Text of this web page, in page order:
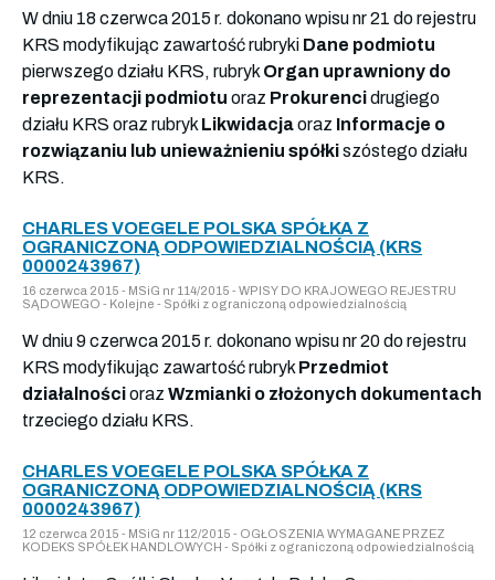
W dniu 18 czerwca 2015 r. dokonano wpisu nr 21 do rejestru
KRS modyfikując zawartość rubryki Dane podmiotu
pierwszego działu KRS, rubryk Organ uprawniony do
reprezentacji podmiotu oraz Prokurencidrugiego
działu KRS oraz rubryk Likwidacjaoraz Informacje o
rozwiązaniu lub unieważnieniu spółkiszóstego działu
KRS.
CHARLES VOEGELE POLSKA SPÓŁKA Z
OGRANICZONĄ ODPOWIEDZIALNOŚCIĄ (KRS
0000243967)
16 czerwca 2015 - MSiG nr 114/2015 - WPISY DO KRAJOWEGO REJESTRU
SĄDOWEGO - Kolejne - Spółki z ograniczoną odpowiedzialnością
W dniu 9 czerwca 2015 r. dokonano wpisu nr 20 do rejestru
KRS modyfikując zawartość rubryk Przedmiot
działalnościoraz Wzmianki o złożonych dokumentach
trzeciego działu KRS.
CHARLES VOEGELE POLSKA SPÓŁKA Z
OGRANICZONĄ ODPOWIEDZIALNOŚCIĄ (KRS
0000243967)
12 czerwca 2015 - MSiG nr 112/2015 - OGŁOSZENIA WYMAGANE PRZEZ
KODEKS SPÓŁEK HANDLOWYCH - Spółki z ograniczoną odpowiedzialnością